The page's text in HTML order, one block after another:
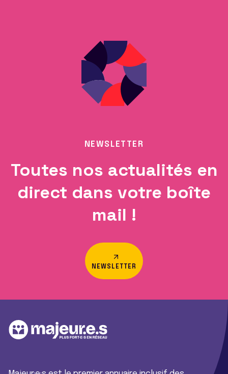
NEWSLETTER
Toutes nos actualités en
direct dans votre boîte
mail !
NEWSLETTER